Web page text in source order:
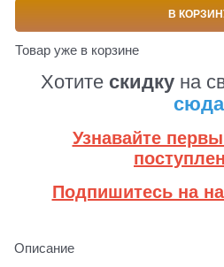
В
Товар уже в корзине
Хотите скидку на
сюда
Узнавайте
Подпишитесь на
Описание